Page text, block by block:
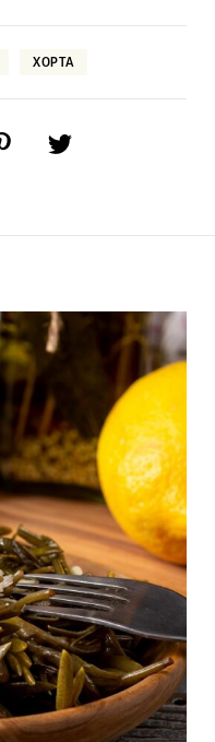
ΧΟΡΤΑ